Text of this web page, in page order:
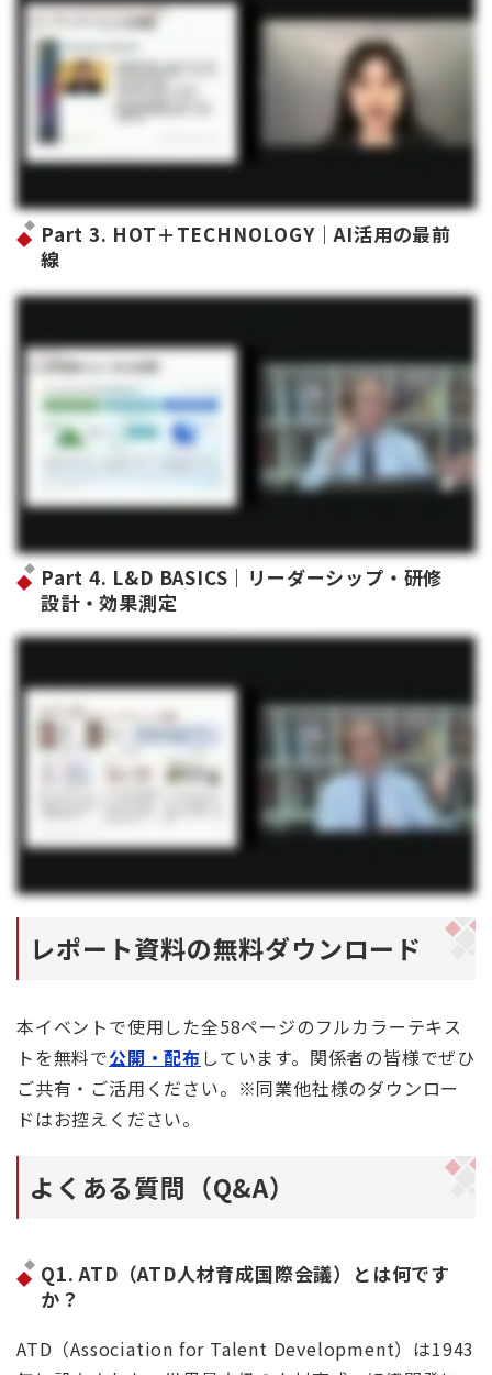
Part 3. HOT＋TECHNOLOGY｜AI活用の最前
線
Part 4. L&D BASICS｜リーダーシップ・研修
設計・効果測定
レポート資料の無料ダウンロード
本イベントで使用した全58ページのフルカラーテキス
トを無料で公開・配布しています。関係者の皆様でぜひ
ご共有・ご活用ください。※同業他社様のダウンロー
ドはお控えください。
よくある質問（Q&A）
Q1. ATD（ATD人材育成国際会議）とは何です
か？
ATD（Association for Talent Development）は1943